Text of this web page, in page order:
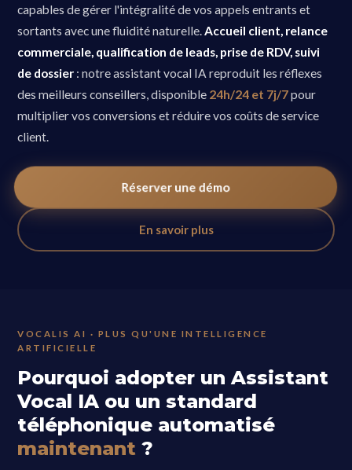
capables de gérer l'intégralité de vos appels entrants et
sortants avec une fluidité naturelle. Accueil client, relance
commerciale, qualification de leads, prise de RDV, suivi
de dossier : notre assistant vocal IA reproduit les réflexes
des meilleurs conseillers, disponible 24h/24 et 7j/7pour
multiplier vos conversions et réduire vos coûts de service
client.
Réserver une démo
En savoir plus
VOCALIS AI · PLUS QU'UNE INTELLIGENCE
ARTIFICIELLE
Pourquoi adopter un Assistant
Vocal IA ou un standard
téléphonique automatisé
maintenant ?